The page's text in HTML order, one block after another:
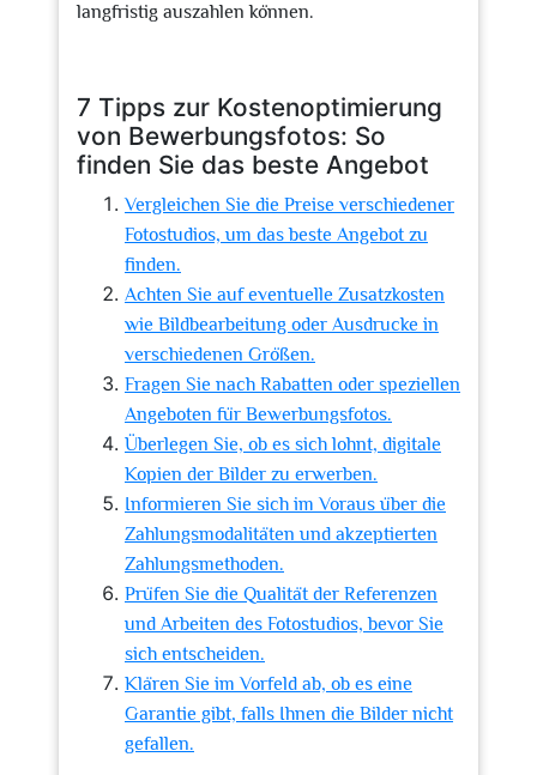
langfristig auszahlen können.
7 Tipps zur Kostenoptimierung
von Bewerbungsfotos: So
finden Sie das beste Angebot
Vergleichen Sie die Preise verschiedener
Fotostudios, um das beste Angebot zu
finden.
Achten Sie auf eventuelle Zusatzkosten
wie Bildbearbeitung oder Ausdrucke in
verschiedenen Größen.
Fragen Sie nach Rabatten oder speziellen
Angeboten für Bewerbungsfotos.
Überlegen Sie, ob es sich lohnt, digitale
Kopien der Bilder zu erwerben.
Informieren Sie sich im Voraus über die
Zahlungsmodalitäten und akzeptierten
Zahlungsmethoden.
Prüfen Sie die Qualität der Referenzen
und Arbeiten des Fotostudios, bevor Sie
sich entscheiden.
Klären Sie im Vorfeld ab, ob es eine
Garantie gibt, falls Ihnen die Bilder nicht
gefallen.